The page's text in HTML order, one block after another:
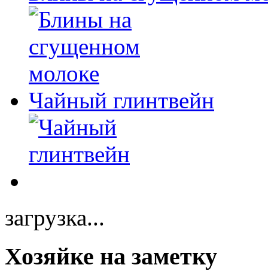
Чайный глинтвейн
загрузка...
Хозяйке на заметку